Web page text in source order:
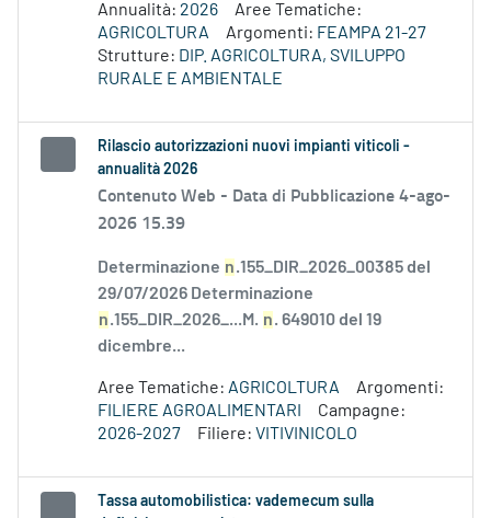
Annualità: 2026
Aree Tematiche:
AGRICOLTURA
Argomenti: FEAMPA 21-27
Strutture: DIP. AGRICOLTURA, SVILUPPO
RURALE E AMBIENTALE
Rilascio autorizzazioni nuovi impianti viticoli -
annualità 2026
Contenuto Web - Data di Pubblicazione 4-ago-
2026 15.39
Determinazione n.155_DIR_2026_00385 del
29/07/2026 Determinazione
n.155_DIR_2026_...M. n. 649010 del 19
dicembre...
Aree Tematiche: AGRICOLTURA
Argomenti:
FILIERE AGROALIMENTARI
Campagne:
2026-2027
Filiere: VITIVINICOLO
Tassa automobilistica: vademecum sulla